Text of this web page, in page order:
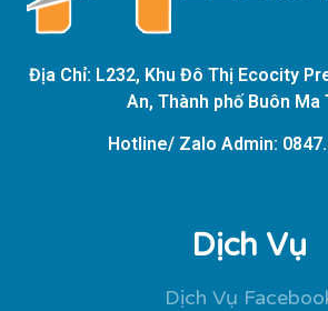
Địa Chỉ: L232, Khu Đô Thị Ecocity
An, Thành phố Buôn Ma
Hotline/ Zalo Admin:
Dịch Vụ
Dịch Vụ